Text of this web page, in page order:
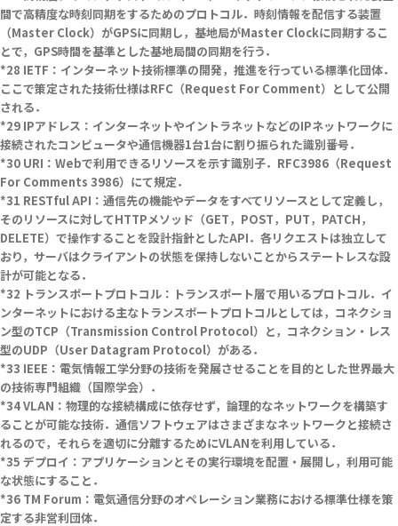
間で高精度な時刻同期をするためのプロトコル．時刻情報を配信する装置
（Master Clock）がGPSに同期し，基地局がMaster Clockに同期するこ
とで，GPS時間を基準とした基地局間の同期を行う．
IETF：インターネット技術標準の開発，推進を行っている標準化団体．
ここで策定された技術仕様はRFC（Request For Comment）として公開
される．
IPアドレス：インターネットやイントラネットなどのIPネットワークに
接続されたコンピュータや通信機器1台1台に割り振られた識別番号．
URI：Webで利用できるリソースを示す識別子．RFC3986（Request
For Comments 3986）にて規定．
RESTful API：通信先の機能やデータをすべてリソースとして定義し，
そのリソースに対してHTTPメソッド（GET，POST，PUT，PATCH，
DELETE）で操作することを設計指針としたAPI．各リクエストは独立して
おり，サーバはクライアントの状態を保持しないことからステートレスな設
計が可能となる．
トランスポートプロトコル：トランスポート層で用いるプロトコル．イ
ンターネットにおける主なトランスポートプロトコルとしては，コネクショ
ン型のTCP（Transmission Control Protocol）と，コネクション・レス
型のUDP（User Datagram Protocol）がある．
IEEE：電気情報工学分野の技術を発展させることを目的とした世界最大
の技術専門組織（国際学会）．
VLAN：物理的な接続構成に依存せず，論理的なネットワークを構築す
ることが可能な技術．通信ソフトウェアはさまざまなネットワークと接続さ
れるので，それらを適切に分離するためにVLANを利用している．
デプロイ：アプリケーションとその実行環境を配置・展開し，利用可能
な状態にすること．
TM Forum：電気通信分野のオペレーション業務における標準仕様を策
定する非営利団体．